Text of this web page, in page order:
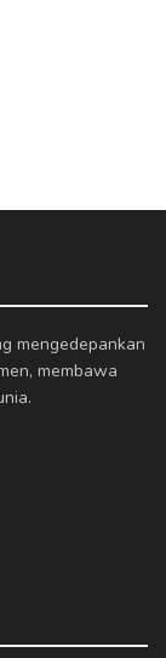
mengedepankan
membawa